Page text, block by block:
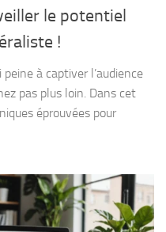
le potentiel
!
à captiver l’audience
pas plus loin. Dans cet
éprouvées pour